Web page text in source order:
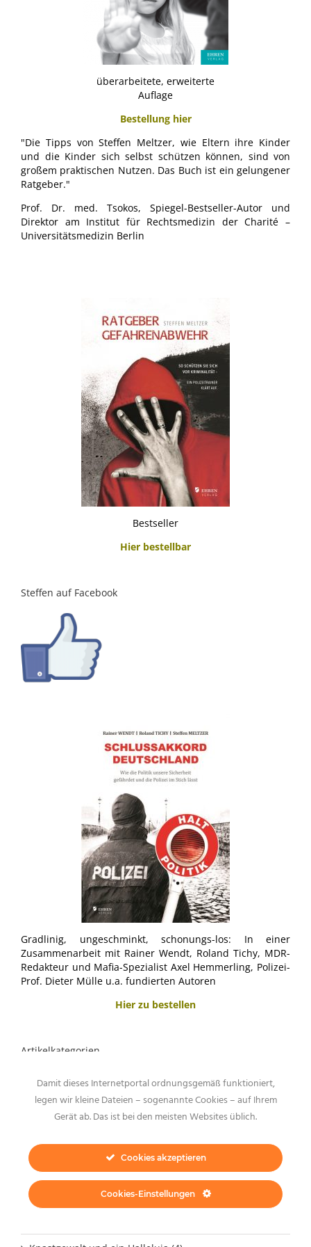
überarbeitete, erweiterte
Auflage
Bestellung hier
"Die Tipps von Steffen Meltzer, wie Eltern ihre Kinder
und die Kinder sich selbst schützen können, sind von
großem praktischen Nutzen. Das Buch ist ein gelungener
Ratgeber."
Prof. Dr. med. Tsokos, Spiegel-Bestseller-Autor und
Direktor am Institut für Rechtsmedizin der Charité –
Universitätsmedizin Berlin
Bestseller
Hier bestellbar
Steffen auf Facebook
Gradlinig, ungeschminkt, schonungs-los: In einer
Zusammenarbeit mit Rainer Wendt, Roland Tichy, MDR-
Redakteur und Mafia-Spezialist Axel Hemmerling, Polizei-
Prof. Dieter Mülle u.a. fundierten Autoren
Hier zu bestellen
Artikelkategorien
Abwehr von Gewalt (42)
Allgemein (398)
Fussball und Gewalt (10)
Gastbeiträge (50)
Damit dieses Internetportal ordnungsgemäß funktioniert,
legen wir kleine Dateien – sogenannte Cookies – auf Ihrem
Gerät ab. Das ist bei den meisten Websites üblich.
Cookies akzeptieren
Cookies-Einstellungen